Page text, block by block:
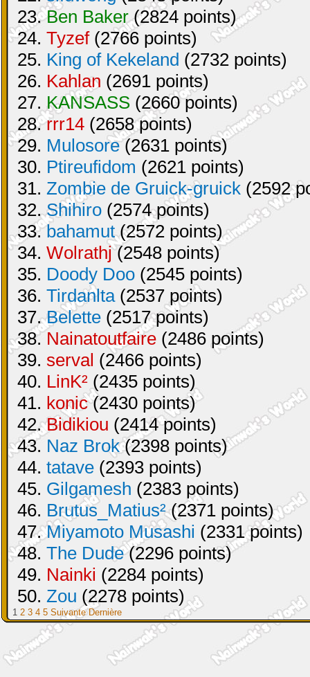
23.Ben Baker(2824 points)
24. Tyzef(2766 points)
25. King of Kekeland (2732 points)
26. Kahlan (2691 points)
27. KANSASS (2660 points)
28.rrr14 (2658 points)
29. Mulosore(2631 points)
30. Ptireufidom (2621 points)
31. Zombie de Gruick-gruick (2592
32.Shihiro (2574 points)
33.bahamut(2572 points)
34. Wolrathj(2548 points)
35. Doody Doo (2545 points)
36. Tirdanlta(2537 points)
37.Belette (2517 points)
38. Nainatoutfaire (2486 points)
39. serval (2466 points)
40. LinK² (2435 points)
41. konic(2430 points)
42.Bidikiou (2414 points)
43. Naz Brok(2398 points)
44. tatave (2393 points)
45. Gilgamesh (2383 points)
46. Brutus_Matius²(2371 points)
47.Miyamoto Musashi (2331 points)
48. The Dude(2296 points)
49. Nainki (2284 points)
50. Zou (2278 points)
1 2 3 4 5 Suivante Dernière